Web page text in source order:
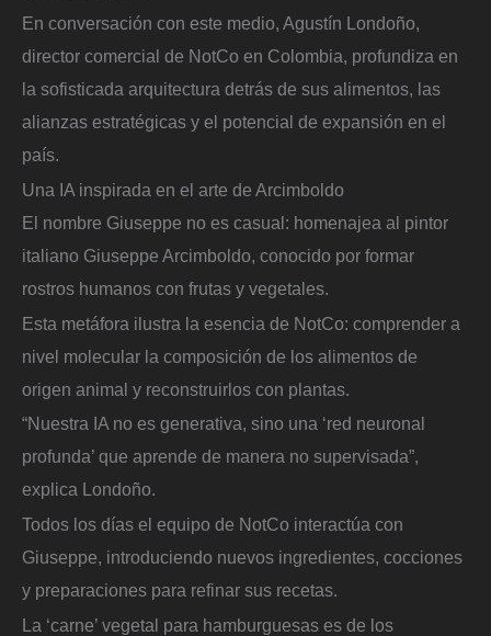
En conversación con este medio, Agustín Londoño,
director comercial de NotCo en Colombia, profundiza en
la sofisticada arquitectura detrás de sus alimentos, las
alianzas estratégicas y el potencial de expansión en el
país.
Una IA inspirada en el arte de Arcimboldo
El nombre Giuseppe no es casual: homenajea al pintor
italiano Giuseppe Arcimboldo, conocido por formar
rostros humanos con frutas y vegetales.
Esta metáfora ilustra la esencia de NotCo: comprender a
nivel molecular la composición de los alimentos de
origen animal y reconstruirlos con plantas.
“Nuestra IA no es generativa, sino una ‘red neuronal
profunda’ que aprende de manera no supervisada”,
explica Londoño.
Todos los días el equipo de NotCo interactúa con
Giuseppe, introduciendo nuevos ingredientes, cocciones
y preparaciones para refinar sus recetas.
La ‘carne’ vegetal para hamburguesas es de los